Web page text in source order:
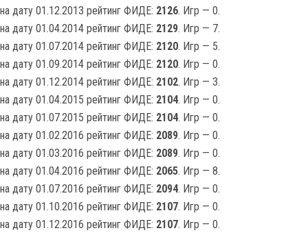
на дату 01.12.2013 рейтинг ФИДЕ: 2126. Игр — 0.
на дату 01.04.2014 рейтинг ФИДЕ: 2129. Игр — 7.
на дату 01.07.2014 рейтинг ФИДЕ: 2120. Игр — 5.
на дату 01.09.2014 рейтинг ФИДЕ: 2120. Игр — 0.
на дату 01.12.2014 рейтинг ФИДЕ: 2102. Игр — 3.
на дату 01.04.2015 рейтинг ФИДЕ: 2104. Игр — 0.
на дату 01.07.2015 рейтинг ФИДЕ: 2104. Игр — 0.
на дату 01.02.2016 рейтинг ФИДЕ: 2089. Игр — 0.
на дату 01.03.2016 рейтинг ФИДЕ: 2089. Игр — 0.
на дату 01.04.2016 рейтинг ФИДЕ: 2065. Игр — 8.
на дату 01.07.2016 рейтинг ФИДЕ: 2094. Игр — 0.
на дату 01.10.2016 рейтинг ФИДЕ: 2107. Игр — 0.
на дату 01.12.2016 рейтинг ФИДЕ: 2107. Игр — 0.